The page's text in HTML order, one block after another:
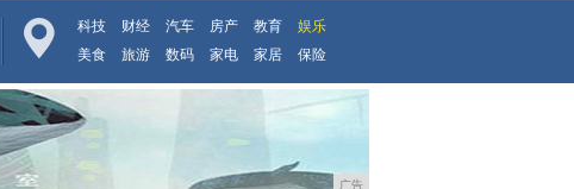
科技 财经 汽车 房产 教育
娱乐
美食
旅游 数码 家电 家居 保险
广告